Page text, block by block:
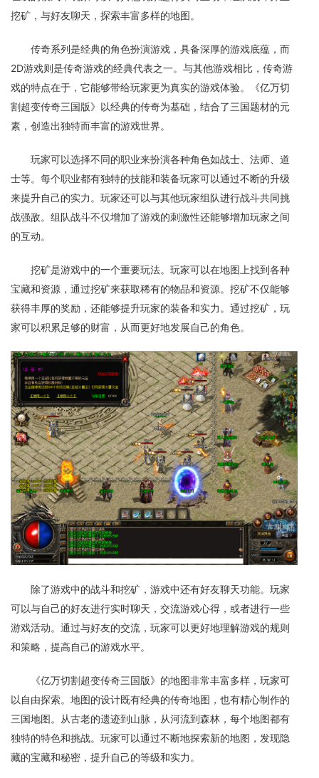
挖矿，与好友聊天，探索丰富多样的地图。
传奇系列是经典的角色扮演游戏，具备深厚的游戏底蕴，而
2D游戏则是传奇游戏的经典代表之一。与其他游戏相比，传奇游
戏的特点在于，它能够带给玩家更为真实的游戏体验。《亿万切
割超变传奇三国版》以经典的传奇为基础，结合了三国题材的元
素，创造出独特而丰富的游戏世界。
玩家可以选择不同的职业来扮演各种角色如战士、法师、道
士等。每个职业都有独特的技能和装备玩家可以通过不断的升级
来提升自己的实力。玩家还可以与其他玩家组队进行战斗共同挑
战强敌。组队战斗不仅增加了游戏的刺激性还能够增加玩家之间
的互动。
挖矿是游戏中的一个重要玩法。玩家可以在地图上找到各种
宝藏和资源，通过挖矿来获取稀有的物品和资源。挖矿不仅能够
获得丰厚的奖励，还能够提升玩家的装备和实力。通过挖矿，玩
家可以积累足够的财富，从而更好地发展自己的角色。
除了游戏中的战斗和挖矿，游戏中还有好友聊天功能。玩家
可以与自己的好友进行实时聊天，交流游戏心得，或者进行一些
游戏活动。通过与好友的交流，玩家可以更好地理解游戏的规则
和策略，提高自己的游戏水平。
《亿万切割超变传奇三国版》的地图非常丰富多样，玩家可
以自由探索。地图的设计既有经典的传奇地图，也有精心制作的
三国地图。从古老的遗迹到山脉，从河流到森林，每个地图都有
独特的特色和挑战。玩家可以通过不断地探索新的地图，发现隐
藏的宝藏和秘密，提升自己的等级和实力。